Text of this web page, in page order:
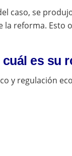
caso, se
reforma. Esto
es su
y regulación